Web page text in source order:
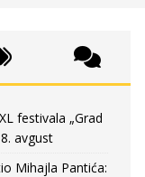
festivala „Grad
avgust
Mihajla Pantića: